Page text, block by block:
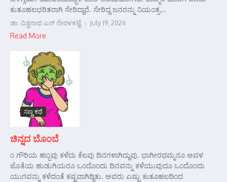
ಕುತೂಹಲಭರಿತರಾಗಿ ಸೇರಿದ್ದಾರೆ. ಸೇರಿದ್ದ ಜನರನ್ನು ನಿಯಂತ್ರ...
ಡಾ. ವಿಶ್ವನಾಥ ಎನ್ ನೇರಳಕಟ್ಟೆ July 19, 2026
Read More
ಸಣ್ಣ ಕಥೆ
ಚಿನ್ನದ ಬೊಂಬೆ
೧ ಗೌರಿಯ ಹಬ್ಬವು ಕಳೆದು ಕೆಲವು ದಿನಗಳಾಗಿದ್ದುವು. ಭಾಗೀರಥಮ್ಮನೂ ಅವಳ
ಜೊತೆಯ ಹುಡುಗಿಯರೂ ಒಂದೊಂದು ದಿನವನ್ನು ಕಳೆಯುವುದೂ ಒಂದೊಂದು
ಯುಗವನ್ನು ಕಳೆದಂತೆ ಕಷ್ಟವಾಗಿದ್ದಿತು. ಅವರು ಎಷ್ಟು ಕುತೂಹಲದಿಂದ